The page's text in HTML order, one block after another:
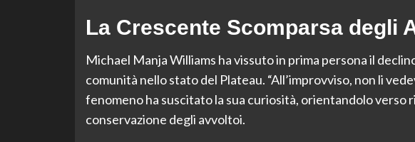
La Crescente Scomparsa degli
Michael Manja Williams ha vissuto in prima persona il
comunità nello stato del Plateau. “All’improvviso, non li
fenomeno ha suscitato la sua curiosità, orientandolo verso
conservazione degli avvoltoi.